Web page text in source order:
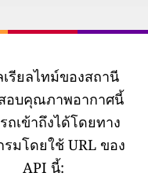
รียลไทม์ของสถานี
อบคุณภาพอากาศนี้
ถเข้าถึงได้โดยทาง
มโดยใช้ URL ของ
API นี้: